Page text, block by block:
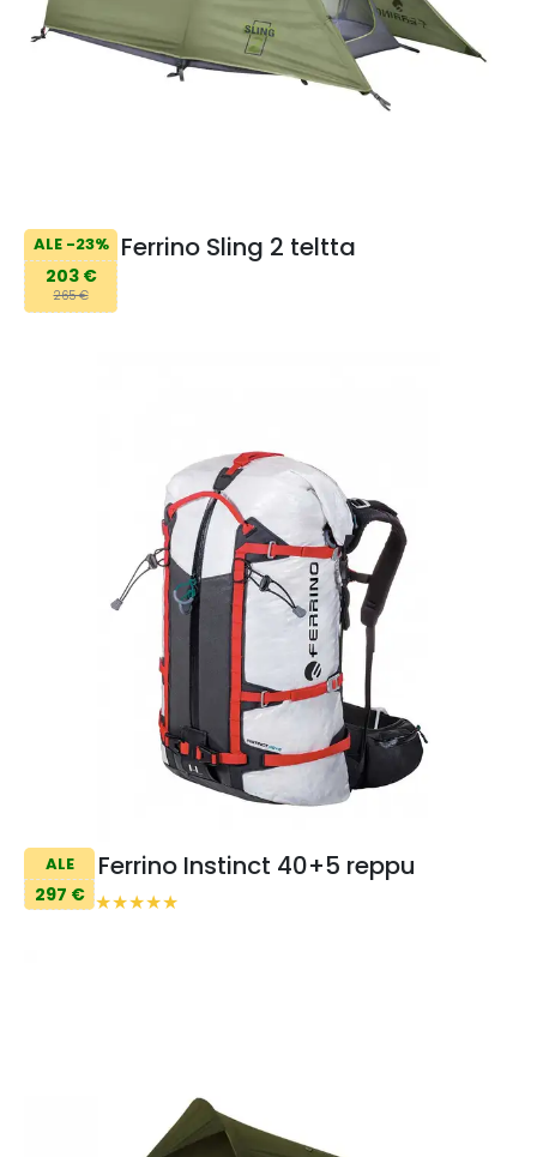
ALE -23%
203 €
265 €
Ferrino Sling 2 teltta
ALE
297 €
Ferrino Instinct 40+5 reppu